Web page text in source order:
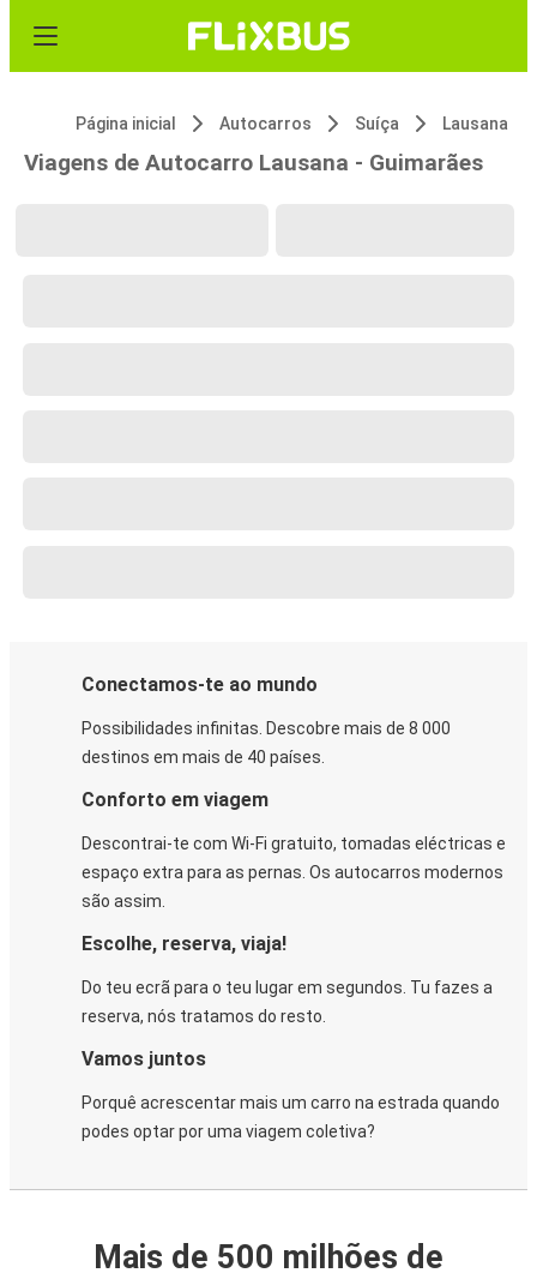
Página inicial Autocarros Suíça Lausana
Viagens de Autocarro Lausana - Guimarães
Conectamos-te ao mundo
Possibilidades infinitas. Descobre mais de 8 000
destinos em mais de 40 países.
Conforto em viagem
Descontrai-te com Wi-Fi gratuito, tomadas eléctricas e
espaço extra para as pernas. Os autocarros modernos
são assim.
Escolhe, reserva, viaja!
Do teu ecrã para o teu lugar em segundos. Tu fazes a
reserva, nós tratamos do resto.
Vamos juntos
Porquê acrescentar mais um carro na estrada quando
podes optar por uma viagem coletiva?
Mais de 500 milhões de